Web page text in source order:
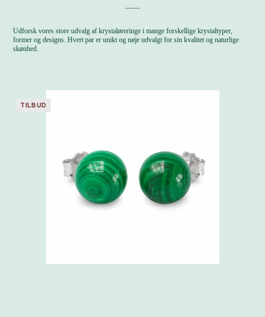
Udforsk vores store udvalg af krystaløreringe i mange forskellige krystaltyper,
former og designs. Hvert par er unikt og nøje udvalgt for sin kvalitet og naturlige
skønhed.
TILBUD